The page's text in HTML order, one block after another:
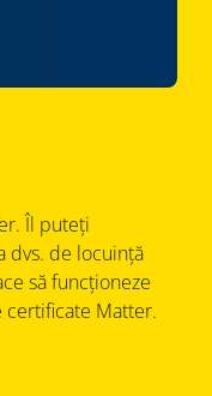
Îl puteți
dvs. de locuință
să funcționeze
Matter.